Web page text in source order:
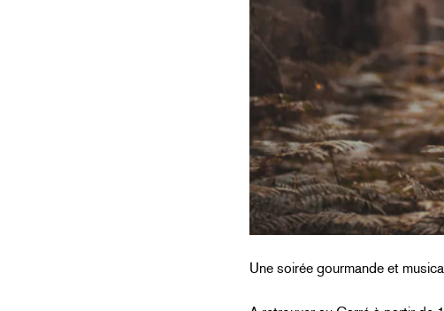
Une soirée gourmande et